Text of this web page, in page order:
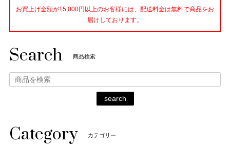
お買上げ金額が15,000円以上のお客様には、配送料金は無料で商品をお
届けしております。
Search 商品検索
search
Category カテゴリー